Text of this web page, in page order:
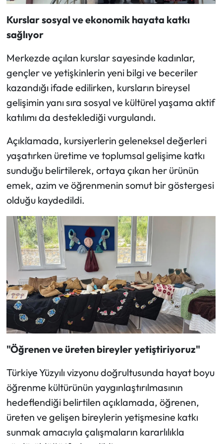
Kurslar sosyal ve ekonomik hayata katkı
sağlıyor
Merkezde açılan kurslar sayesinde kadınlar,
gençler ve yetişkinlerin yeni bilgi ve beceriler
kazandığı ifade edilirken, kursların bireysel
gelişimin yanı sıra sosyal ve kültürel yaşama aktif
katılımı da desteklediği vurgulandı.
Açıklamada, kursiyerlerin geleneksel değerleri
yaşatırken üretime ve toplumsal gelişime katkı
sunduğu belirtilerek, ortaya çıkan her ürünün
emek, azim ve öğrenmenin somut bir göstergesi
olduğu kaydedildi.
"Öğrenen ve üreten bireyler yetiştiriyoruz"
Türkiye Yüzyılı vizyonu doğrultusunda hayat boyu
öğrenme kültürünün yaygınlaştırılmasının
hedeflendiği belirtilen açıklamada, öğrenen,
üreten ve gelişen bireylerin yetişmesine katkı
sunmak amacıyla çalışmaların kararlılıkla
Siyaset
Sungurlu Haberleri
Turizm
Uğurludağ Haberleri
Yayla Haber
Yemek Tarifleri
Yerel Haberler